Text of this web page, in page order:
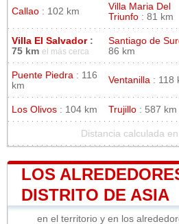
Callao : 102 km
Villa Maria Del
Triunfo : 81 km
Villa El Salvador:
75 km el más cerca
Santiago de
86 km
Puente Piedra : 116
km
Ventanilla : 118
Los Olivos : 104 km Trujillo : 587 km
Distancia calculada
LOS
DISTRITO DE ASIA
en el territorio y en los